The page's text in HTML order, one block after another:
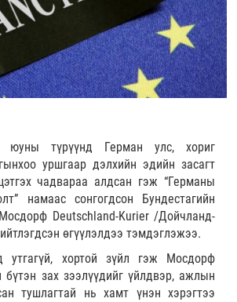
юуны түрүүнд Герман улс, хориг
уршгаар дэлхийн эдийн засагт
чадвараа алдсан гэж “Германы
намаас сонгогдсон Бундестагийн
Deutschland-Kurier /Дойчланд-
өгүүлэлдээ тэмдэглэжээ.
утгагүй, хортой зүйл гэж Мосдорф
бүтэн зах зээлүүдийг үйлдвэр, ажлын
тушлагтай нь хамт үнэн хэрэгтээ